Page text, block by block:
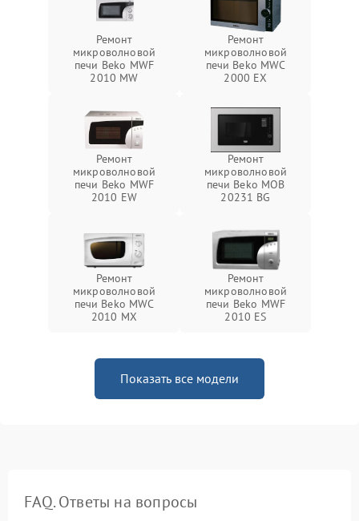
Ремонт
микроволновой
печи Beko MWF
2010 MW
Ремонт
микроволновой
печи Beko MWC
2000 EX
Ремонт
микроволновой
печи Beko MWF
2010 EW
Ремонт
микроволновой
печи Beko MOB
20231 BG
Ремонт
микроволновой
печи Beko MWC
2010 MX
Ремонт
микроволновой
печи Beko MWF
2010 ES
Показать все модели
FAQ. Ответы на вопросы